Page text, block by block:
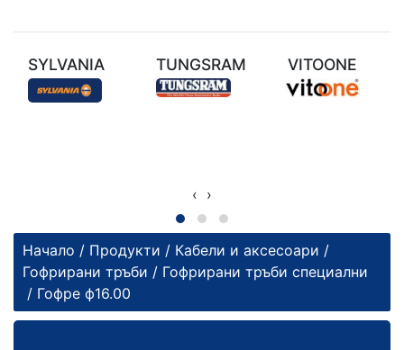
SYLVANIA TUNGSRAM VITOONE
‹ ›
Начало / Продукти / Кабели и аксесоари /
Гофрирани тръби / Гофрирани тръби специални
/ Гофре ф16.00